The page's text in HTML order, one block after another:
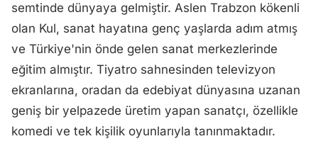
semtinde dünyaya gelmiştir. Aslen Trabzon kökenli
olan Kul, sanat hayatına genç yaşlarda adım atmış
ve Türkiye'nin önde gelen sanat merkezlerinde
eğitim almıştır. Tiyatro sahnesinden televizyon
ekranlarına, oradan da edebiyat dünyasına uzanan
geniş bir yelpazede üretim yapan sanatçı, özellikle
komedi ve tek kişilik oyunlarıyla tanınmaktadır.